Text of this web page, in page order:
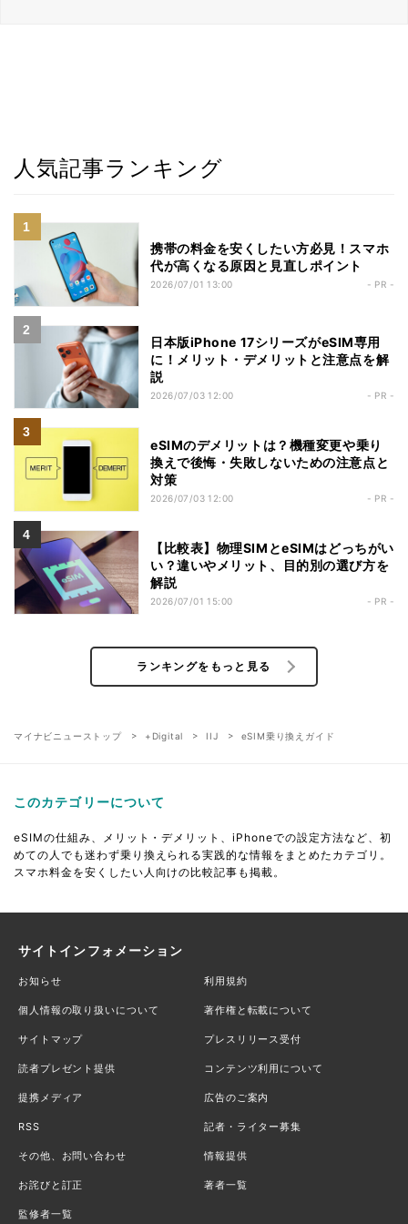
人気記事ランキング
携帯の料金を安くしたい方必見！スマホ
代が高くなる原因と見直しポイント
2026/07/01 13:00 - PR -
日本版iPhone 17シリーズがeSIM専用
に！メリット・デメリットと注意点を解
説
2026/07/03 12:00 - PR -
eSIMのデメリットは？機種変更や乗り
換えで後悔・失敗しないための注意点と
対策
2026/07/03 12:00 - PR -
【比較表】物理SIMとeSIMはどっちがい
い？違いやメリット、目的別の選び方を
解説
2026/07/01 15:00 - PR -
ランキングをもっと見る
マイナビニューストップ +Digital IIJ eSIM乗り換えガイド
このカテゴリーについて
eSIMの仕組み、メリット・デメリット、iPhoneでの設定方法など、初
めての人でも迷わず乗り換えられる実践的な情報をまとめたカテゴリ。
スマホ料金を安くしたい人向けの比較記事も掲載。
サイトインフォメーション
お知らせ 利用規約
個人情報の取り扱いについて 著作権と転載について
サイトマップ プレスリリース受付
読者プレゼント提供 コンテンツ利用について
提携メディア 広告のご案内
RSS 記者・ライター募集
その他、お問い合わせ 情報提供
お詫びと訂正 著者一覧
監修者一覧